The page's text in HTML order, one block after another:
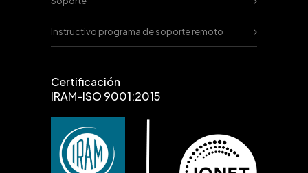
Instructivo programa de soporte remoto
Certificación
IRAM-ISO 9001:2015